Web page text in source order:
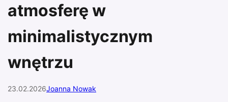
atmosferę w
minimalistycznym
wnętrzu
23.02.2026Joanna Nowak